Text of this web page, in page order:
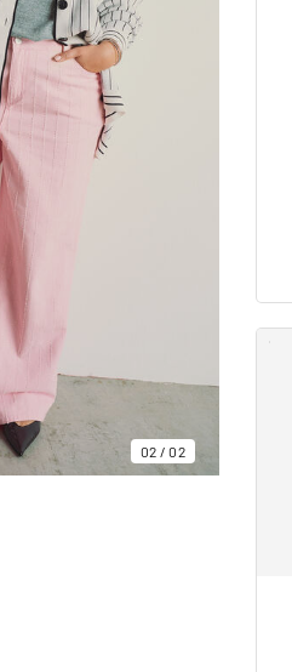
02/02